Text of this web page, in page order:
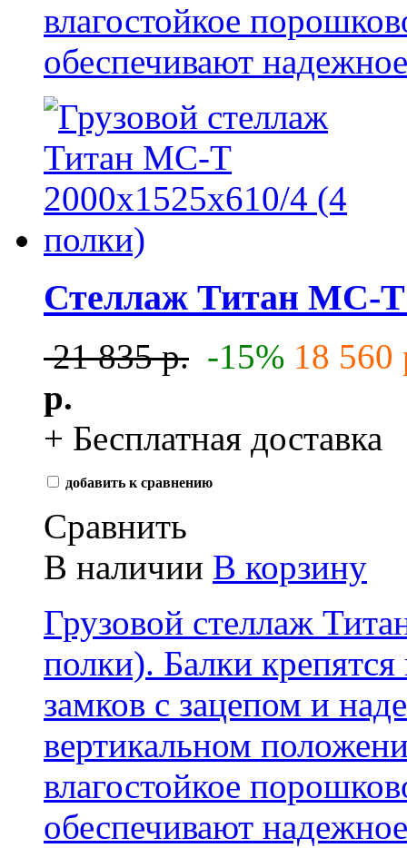
влагостойкое
обеспечивают
Стеллаж Титан МС-Т
21 835 р. -15% 18 560
р.
+ Бесплатная доставка
добавить к сравнению
Сравнить
В наличии В корзину
Грузовой стеллаж
полки) . Балки
замков с зацепом и
вертикальном
влагостойкое
обеспечивают